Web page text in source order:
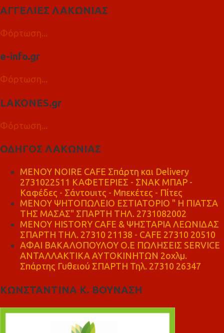
ΑΓΓΕΛΙΕΣ ΛΑΚΩΝΙΑΣ
Φόρτωση...
e-info.gr
Φόρτωση...
LAKONES.gr
Φόρτωση...
ΟΔΗΓΟΣ ΛΑΚΩΝΙΑΣ
MENOY NOIRE CAFE Σπάρτη και Delivery
2731022511 ΚΑΦΕΤΕΡΙΕΣ - ΣΝΑΚ ΜΠΑΡ -
Καφέδες - Σάντουιτς - Μπεκέτες - Πίτες
ΜΕΝΟΥ ΨΗΤΟΠΩΛΕΙΟ ΕΣΤΙΑΤΟΡΙΟ " Η ΠΙΑΤΣΑ
ΤΗΣ ΜΑΣΑΣ" ΣΠΑΡΤΗ ΤΗΛ. 2731082002
ΜΕΝΟΥ HISTORY CAFE & ΨΗΣΤΑΡΙΑ ΛΕΩΝΙΔΑΣ
ΣΠΑΡΤΗ ΤΗΛ. 27310 21138 - CAFE 27310 20510
ΑΦΑΙ ΒΑΚΑΛΟΠΟΥΛΟΥ Ο.Ε ΠΩΛΗΣΕΙΣ SERVICE
ΑΝΤΑΛΛΑΚΤΙΚΑ ΑΥΤΟΚΙΝΗΤΩΝ 2οχλμ.
Σπάρτης Γυθειού ΣΠΑΡΤΗ Τηλ. 27310 26347
ΚΩΝΣΤΑΝΤΙΝΑ Κ. ΒΟΥΝΑΣΗ